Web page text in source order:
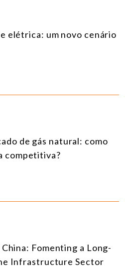
elétrica: um novo cenário
de gás natural: como
competitiva?
Fomenting a Long-
Infrastructure Sector